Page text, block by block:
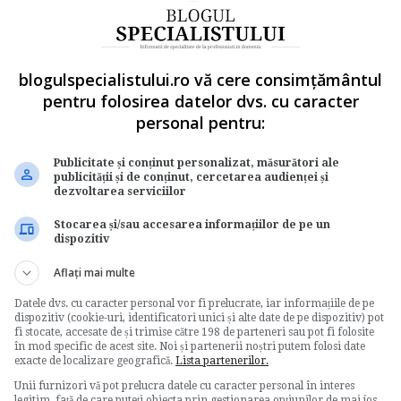
termene:
produsele nu pot fi comercializate pe piata;
forta majora/caz fortuit.
de 15 zile situatiile prezentate de
la aprobarea sau respingerea
termen de 5 zile de la emitere.
antrepozitul va organiza si va
in termen de 45 de zile de la data primirii
si un reprezentant al directiei vamale.
se realizeaza in termen de 45 de zile, sau nu
isi pierde valabilitatea, iar antrepozitul
blogulspecialistului.ro vă cere consimțământul
pentru folosirea datelor dvs. cu caracter
personal pentru:
Publicitate și conținut personalizat, măsurători ale
publicității și de conținut, cercetarea audienței și
dezvoltarea serviciilor
Stocarea și/sau accesarea informațiilor de pe un
dispozitiv
Aflați mai multe
Datele dvs. cu caracter personal vor fi prelucrate, iar informațiile de pe
dispozitiv (cookie-uri, identificatori unici și alte date de pe dispozitiv) pot
fi stocate, accesate de și trimise către 198 de parteneri sau pot fi folosite
în mod specific de acest site. Noi și partenerii noștri putem folosi date
exacte de localizare geografică. Lista partenerilor.
Unii furnizori vă pot prelucra datele cu caracter personal în interes